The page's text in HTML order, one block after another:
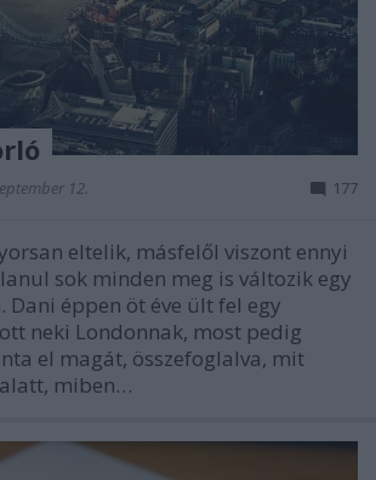
12. 177
eltelik, másfelől viszont ennyi
sok minden meg is változik egy
Dani éppen öt éve ült fel egy
neki Londonnak, most pedig
el magát, összefoglalva, mit
miben…